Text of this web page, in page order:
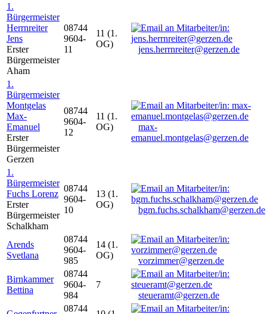
1.
Bürgermeister
Herrnreiter
Jens
Erster
Bürgermeister
Aham
08744
9604-
11
11 (1.
OG)
jens.herrnreiter@gerzen.de
1.
Bürgermeister
Montgelas
Max-
Emanuel
Erster
Bürgermeister
Gerzen
08744
9604-
12
11 (1.
OG)
max-
emanuel.montgelas@gerzen.de
1.
Bürgermeister
Fuchs Lorenz
Erster
Bürgermeister
Schalkham
08744
9604-
10
13 (1.
OG)
bgm.fuchs.schalkham@gerzen.de
Arends
Svetlana
08744
9604-
985
14 (1.
OG)
vorzimmer@gerzen.de
Birnkammer
Bettina
08744
9604-
984
7
steueramt@gerzen.de
08744